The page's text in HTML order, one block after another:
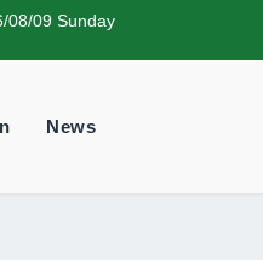
08/09 Sunday
News